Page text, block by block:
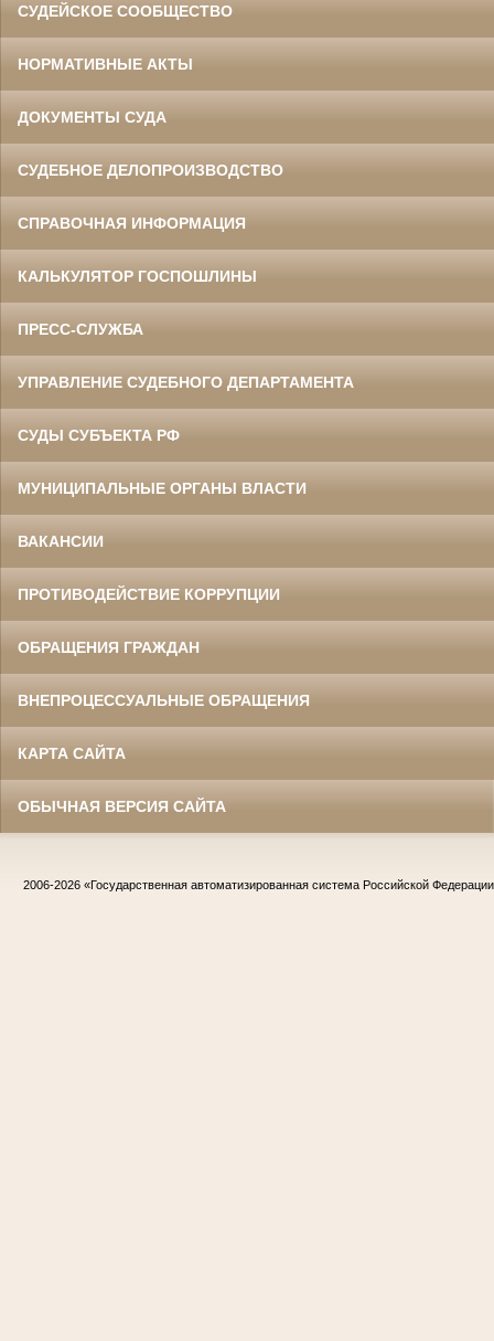
СУДЕЙСКОЕ СООБЩЕСТВО
НОРМАТИВНЫЕ АКТЫ
ДОКУМЕНТЫ СУДА
СУДЕБНОЕ ДЕЛОПРОИЗВОДСТВО
СПРАВОЧНАЯ ИНФОРМАЦИЯ
КАЛЬКУЛЯТОР ГОСПОШЛИНЫ
ПРЕСС-СЛУЖБА
УПРАВЛЕНИЕ СУДЕБНОГО ДЕПАРТАМЕНТА
СУДЫ СУБЪЕКТА РФ
МУНИЦИПАЛЬНЫЕ ОРГАНЫ ВЛАСТИ
ВАКАНСИИ
ПРОТИВОДЕЙСТВИЕ КОРРУПЦИИ
ОБРАЩЕНИЯ ГРАЖДАН
ВНЕПРОЦЕССУАЛЬНЫЕ ОБРАЩЕНИЯ
КАРТА САЙТА
ОБЫЧНАЯ ВЕРСИЯ САЙТА
2006-2026 «Государственная автоматизированная система Российской